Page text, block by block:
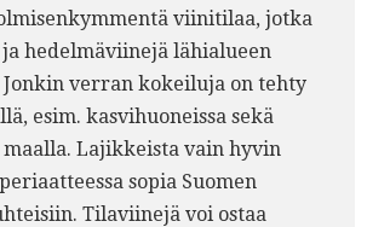
viinitilaa, jotka
hedelmäviinejä lähialueen
verran kokeiluja on tehty
esim. kasvihuoneissa sekä
Lajikkeista vain hyvin
sopia Suomen
Tilaviinejä voi ostaa